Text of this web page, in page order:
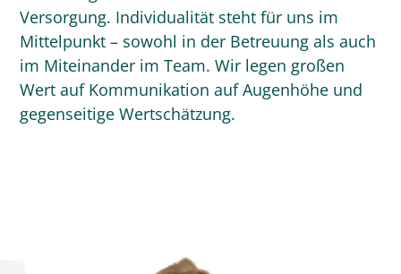
Versorgung. Individualität steht für uns im
Mittelpunkt – sowohl in der Betreuung als auch
im Miteinander im Team. Wir legen großen
Wert auf Kommunikation auf Augenhöhe und
gegenseitige Wertschätzung.